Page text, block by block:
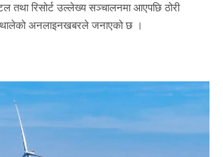
तथा रिसोर्ट उल्लेख्य सञ्चालनमा आएपछि ठोरी
थालेको अनलाइनखबरले जनाएको छ ।